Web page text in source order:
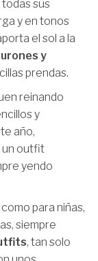
sus
y en tonos
el sol a la
y
prendas.
reinando
y
año,
un outfit
yendo
para niñas,
siempre
, tan solo